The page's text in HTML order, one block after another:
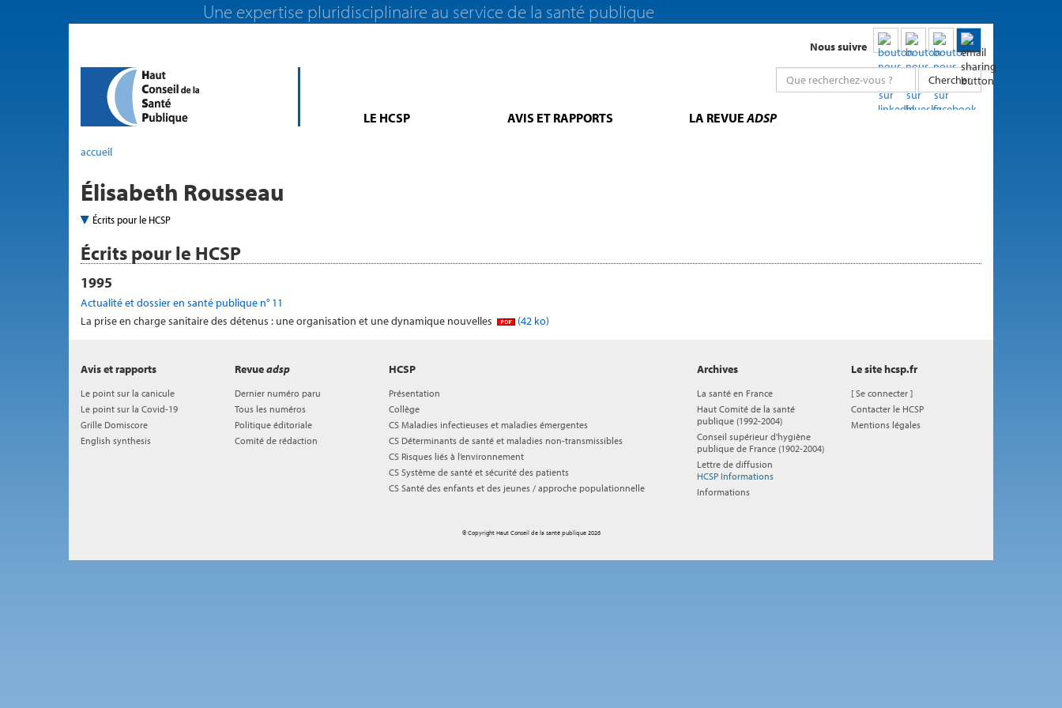
Une expertise pluridisciplinaire au service de la santé publique
Nous suivre
Chercher
LE HCSP AVIS ET RAPPORTS LA REVUEADSP
accueil
Élisabeth Rousseau
Écrits pour le HCSP
Écrits pour le HCSP
1995
Actualité et dossier en santé publique n° 11
La prise en charge sanitaire des détenus : une organisation et une dynamique nouvelles
(42 ko)
HCSP
Présentation
Collège
CS Maladies infectieuses et maladies émergentes
CS Déterminants de santé et maladies non-transmissibles
CS Risques liés à l’environnement
CS Système de santé et sécurité des patients
CS Santé des enfants et des jeunes / approche populationnelle
Avis et rapports
Le point sur la canicule
Le point sur la Covid-19
Grille Domiscore
English synthesis
Revueadsp
Dernier numéro paru
Tous les numéros
Politique éditoriale
Comité de rédaction
Archives
La santé en France
Haut Comité de la santé
publique (1992-2004)
Conseil supérieur d'hygiène
publique de France (1902-2004)
Lettre de diffusion
HCSP Informations
Informations
Le site hcsp.fr
[Se connecter ]
Contacter le HCSP
Mentions légales
© Copyright Haut Conseil de la santé publique 2026